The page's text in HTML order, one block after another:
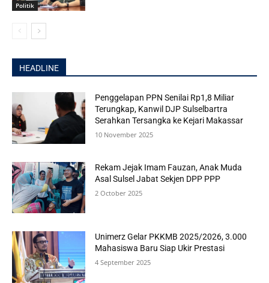
Politik
HEADLINE
Penggelapan PPN Senilai Rp1,8 Miliar
Terungkap, Kanwil DJP Sulselbartra
Serahkan Tersangka ke Kejari Makassar
10 November 2025
Rekam Jejak Imam Fauzan, Anak Muda
Asal Sulsel Jabat Sekjen DPP PPP
2 October 2025
Unimerz Gelar PKKMB 2025/2026, 3.000
Mahasiswa Baru Siap Ukir Prestasi
4 September 2025